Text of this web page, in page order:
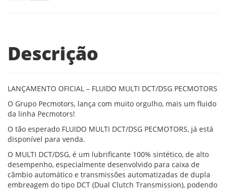
Descrição
LANÇAMENTO OFICIAL – FLUIDO MULTI DCT/DSG PECMOTORS
O Grupo Pecmotors, lança com muito orgulho, mais um fluido
da linha Pecmotors!
O tão esperado FLUIDO MULTI DCT/DSG PECMOTORS, já está
disponível para venda.
O MULTI DCT/DSG, é um lubrificante 100% sintético, de alto
desempenho, especialmente desenvolvido para caixa de
câmbio automático e transmissões automatizadas de dupla
embreagem do tipo DCT (Dual Clutch Transmission), podendo